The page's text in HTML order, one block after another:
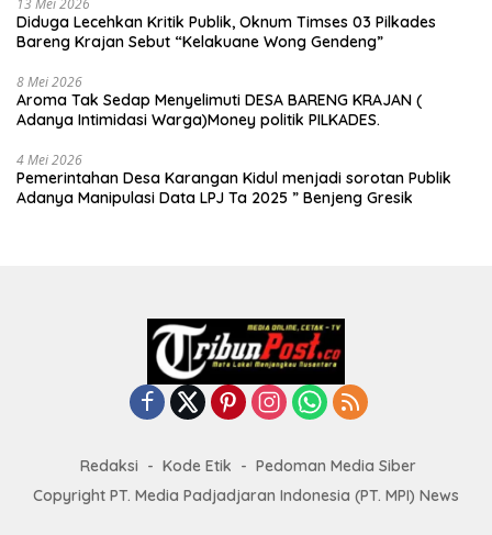
13 Mei 2026
Diduga Lecehkan Kritik Publik, Oknum Timses 03 Pilkades
Bareng Krajan Sebut “Kelakuane Wong Gendeng”
8 Mei 2026
Aroma Tak Sedap Menyelimuti DESA BARENG KRAJAN (
Adanya Intimidasi Warga)Money politik PILKADES.
4 Mei 2026
Pemerintahan Desa Karangan Kidul menjadi sorotan Publik
Adanya Manipulasi Data LPJ Ta 2025 ” Benjeng Gresik
Redaksi Kode Etik
Pedoman Media Siber
Copyright PT. Media Padjadjaran Indonesia (PT. MPI) News